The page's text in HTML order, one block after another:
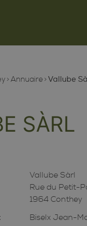
Annuaire Vallube
SÀRL
Vallube Sàrl
Rue du Petit-
1964 Conthey
Biselx Jean-